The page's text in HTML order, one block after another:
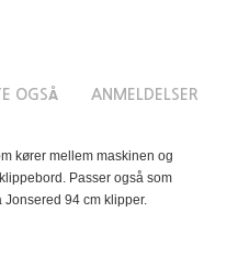
OGSÅ ANMELDELSER
kører mellem maskinen og
Passer også som
94 cm klipper.